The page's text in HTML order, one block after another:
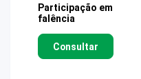
Participação em
falência
Consultar